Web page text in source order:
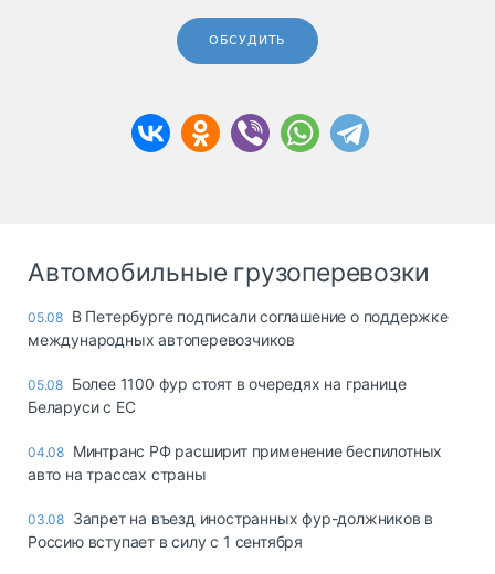
ОБСУДИТЬ
Автомобильные грузоперевозки
05.08 В Петербурге подписали соглашение о поддержке
международных автоперевозчиков
05.08 Более 1100 фур стоят в очередях на границе
Беларуси с ЕС
04.08 Минтранс РФ расширит применение беспилотных
авто на трассах страны
03.08 Запрет на въезд иностранных фур-должников в
Россию вступает в силу с 1 сентября